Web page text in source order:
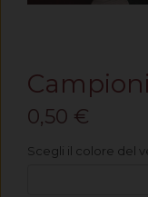
0,50 €
Scegli il colore del